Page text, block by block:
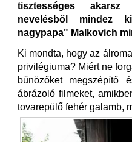
tisztességes
nevelésből mindez
nagypapa" Malkovich
Ki mondta, hogy az
privilégiuma? Miért ne
bűnözőket megszépítő
ábrázoló filmeket,
tovarepülő fehér galamb,